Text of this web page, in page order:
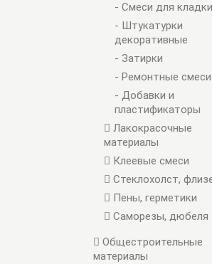
- Смеси для кладки
- Штукатурки
декоративные
- Затирки
- Ремонтные смеси
- Добавки и
пластификаторы
Лакокрасочные
материалы
Клеевые смеси
Стеклохолст,
Пены, герметики
Саморезы, дюбеля
Общестроительные
материалы